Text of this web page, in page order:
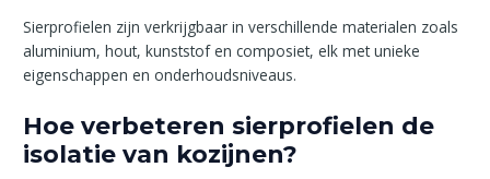
Sierprofielen zijn verkrijgbaar in verschillende materialen zoals
aluminium, hout, kunststof en composiet, elk met unieke
eigenschappen en onderhoudsniveaus.
Hoe verbeteren sierprofielen de
isolatie van kozijnen?